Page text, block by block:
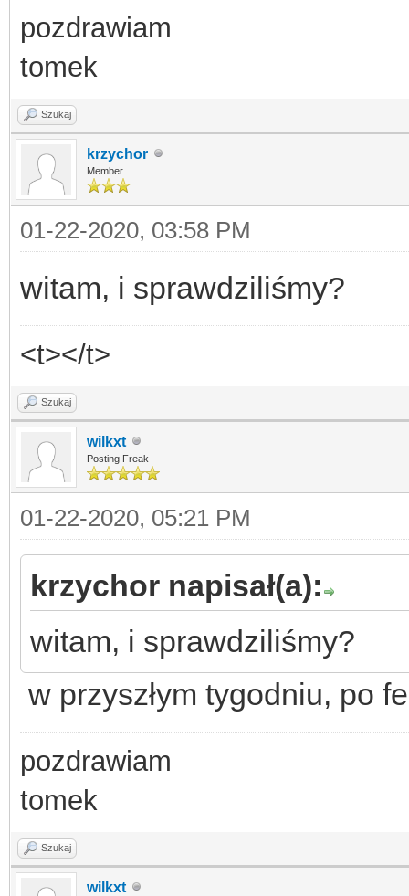
pozdrawiam
tomek
Szukaj
krzychor
Member
01-22-2020, 03:58 PM
witam, i sprawdziliśmy?
<t></t>
Szukaj
wilkxt
Posting Freak
01-22-2020, 05:21 PM
krzychor napisał(a):
witam, i sprawdziliśmy?
w przyszłym tygodniu, po
pozdrawiam
tomek
Szukaj
wilkxt